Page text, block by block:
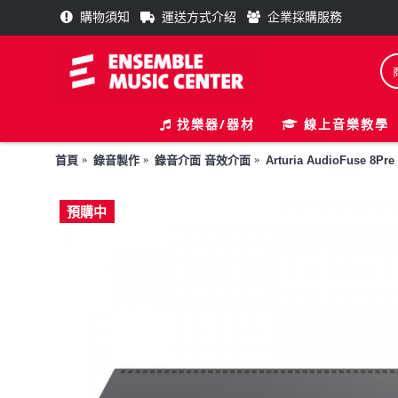
購物須知 運送方式介紹 企業採購服務
找樂器/器材 線上音樂教學
首頁 錄音製作 錄音介面 音效介面 Arturia AudioFuse 8Pre
預購中